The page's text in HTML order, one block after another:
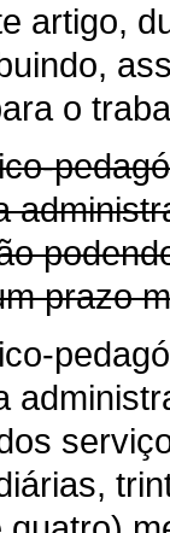
artigo,
o
prazo